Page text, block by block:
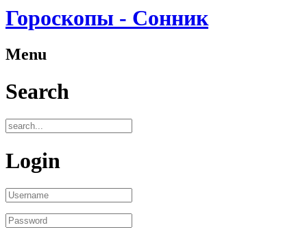
Гороскопы - Сонник
Menu
Search
Login